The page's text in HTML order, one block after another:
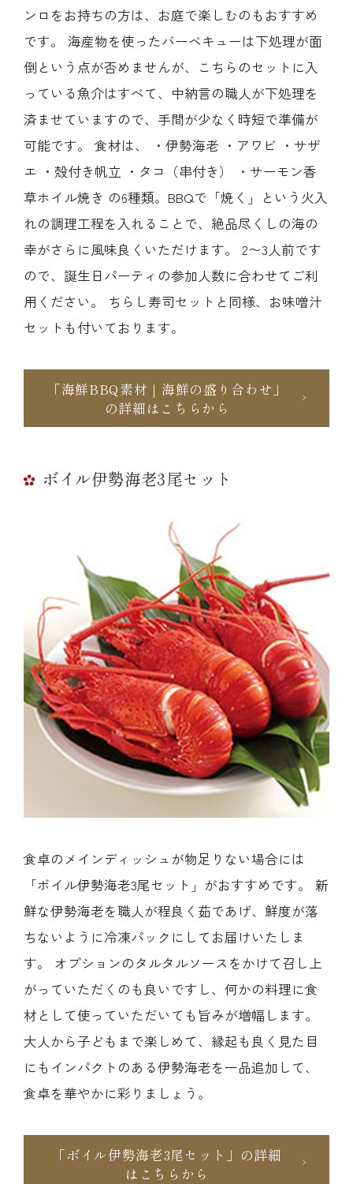
ンロをお持ちの方は、お庭で楽しむのもおすすめ
です。 海産物を使ったバーベキューは下処理が面
倒という点が否めませんが、こちらのセットに入
っている魚介はすべて、中納言の職人が下処理を
済ませていますので、手間が少なく時短で準備が
可能です。 食材は、 ・伊勢海老 ・アワビ ・サザ
エ ・殻付き帆立 ・タコ（串付き） ・サーモン香
草ホイル焼き の6種類。BBQで「焼く」という火入
れの調理工程を入れることで、絶品尽くしの海の
幸がさらに風味良くいただけます。 2〜3人前です
ので、誕生日パーティの参加人数に合わせてご利
用ください。 ちらし寿司セットと同様、お味噌汁
セットも付いております。
「海鮮BBQ素材｜海鮮の盛り合わせ」
の詳細はこちらから
ボイル伊勢海老3尾セット
食卓のメインディッシュが物足りない場合には
「ボイル伊勢海老3尾セット」がおすすめです。 新
鮮な伊勢海老を職人が程良く茹であげ、鮮度が落
ちないように冷凍パックにしてお届けいたしま
す。 オプションのタルタルソースをかけて召し上
がっていただくのも良いですし、何かの料理に食
材として使っていただいても旨みが増幅します。
大人から子どもまで楽しめて、縁起も良く見た目
にもインパクトのある伊勢海老を一品追加して、
食卓を華やかに彩りましょう。
「ボイル伊勢海老3尾セット」の詳細
はこちらから